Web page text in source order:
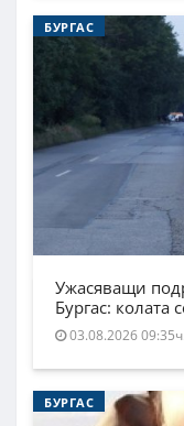
БУРГАС
Ужасяващи
Бургас:
03.08.2026 09:35ч.
БУРГАС